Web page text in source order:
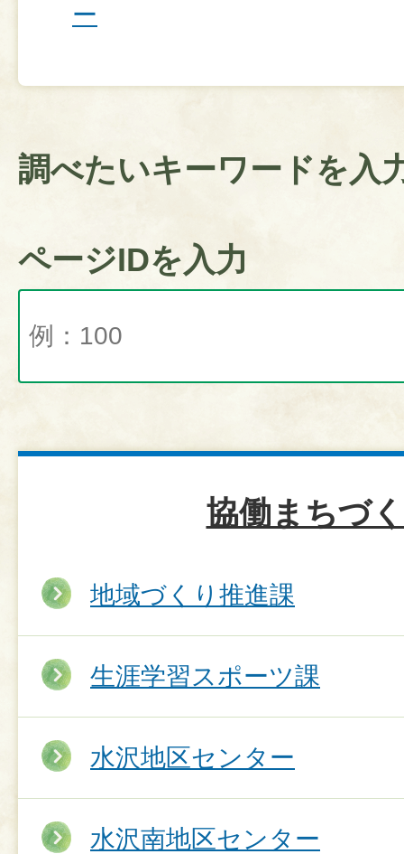
ー
調べたいキーワードを入
ページIDを入力
協働まちづ
地域づくり推進課
生涯学習スポーツ課
水沢地区センター
水沢南地区センター